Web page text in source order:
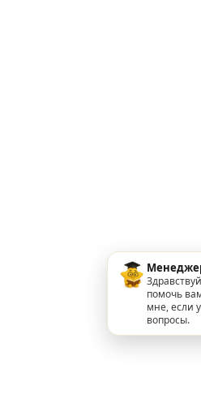
помочь
мне, если
вопросы.